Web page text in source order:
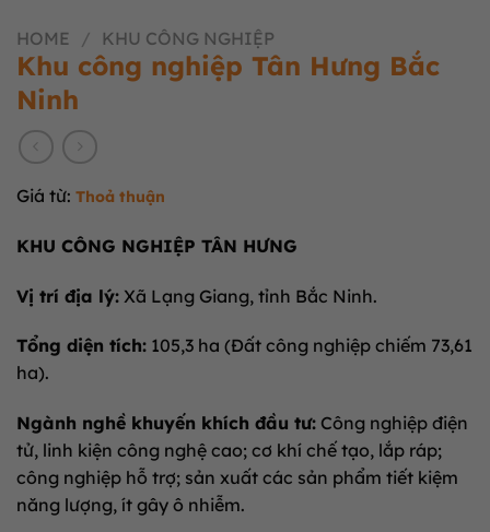
HOME / KHU CÔNG NGHIỆP
Khu công nghiệp Tân Hưng Bắc
Ninh
Giá từ: Thoả thuận
KHU CÔNG NGHIỆP TÂN HƯNG
Vị trí địa lý: Xã Lạng Giang, tỉnh Bắc Ninh.
Tổng diện tích: 105,3 ha (Đất công nghiệp chiếm 73,61
ha).
Ngành nghề khuyến khích đầu tư: Công nghiệp điện
tử, linh kiện công nghệ cao; cơ khí chế tạo, lắp ráp;
công nghiệp hỗ trợ; sản xuất các sản phẩm tiết kiệm
năng lượng, ít gây ô nhiễm.